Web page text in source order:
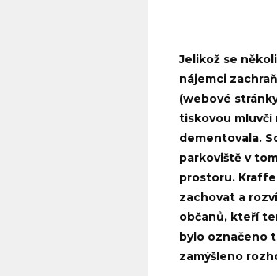
Jelikož se
nájemci
(webové
tiskovou mluvčí
dementovala.
parkoviště v
prostoru.
zachovat a
občanů, kteří
bylo označeno
zamýšleno